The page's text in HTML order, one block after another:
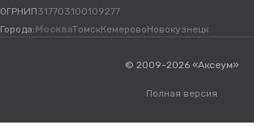
ОГРНИП317703100109277
Города: МоскваТомскКемеровоНовокузнецк
© 2009-2026 «Аксеум»
Полная версия